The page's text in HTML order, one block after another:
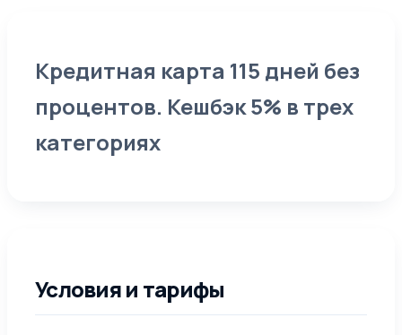
Кредитная карта 115 дней без
процентов. Кешбэк 5% в трех
категориях
Условия и тарифы